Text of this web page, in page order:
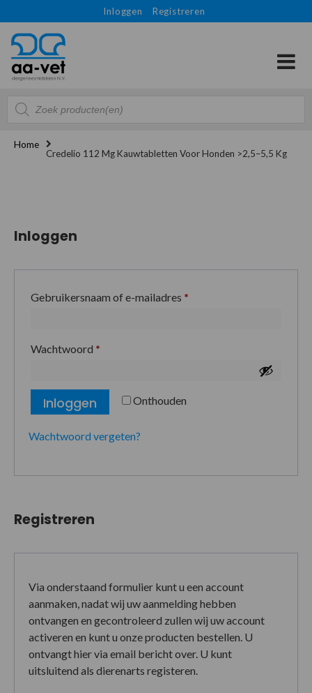
Inloggen Registreren
Producten
zoeken
Home
Credelio 112 Mg Kauwtabletten Voor Honden >2,5–5,5 Kg
Inloggen
Gebruikersnaam of e-mailadres *
Wachtwoord *
Onthouden
Inloggen
Wachtwoord vergeten?
Registreren
Via onderstaand formulier kunt u een account
aanmaken, nadat wij uw aanmelding hebben
ontvangen en gecontroleerd zullen wij uw account
activeren en kunt u onze producten bestellen. U
ontvangt hier via email bericht over. U kunt
uitsluitend als dierenarts registeren.